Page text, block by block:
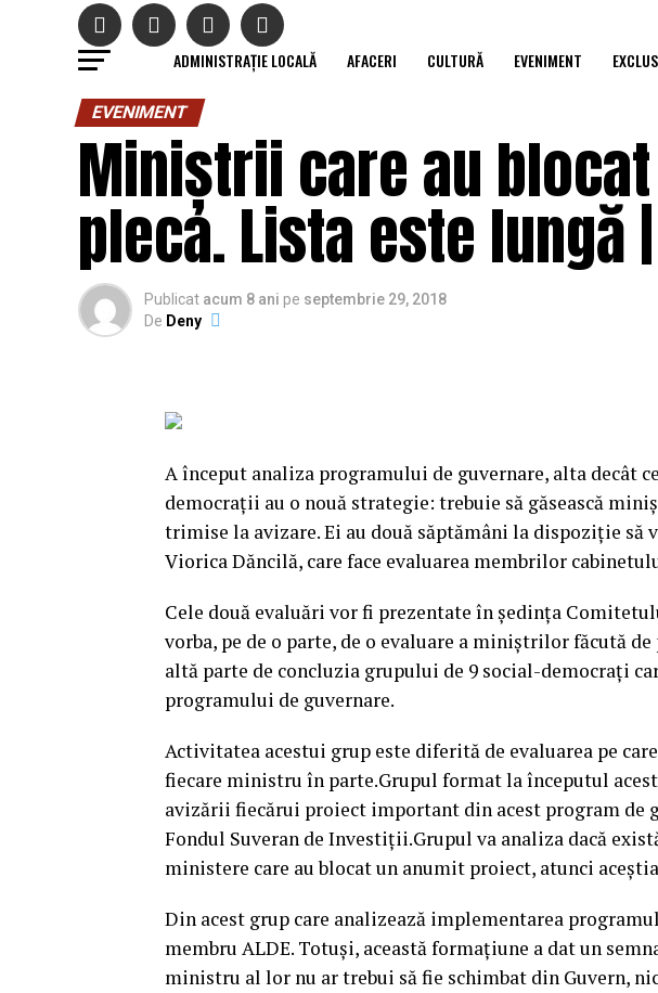
ADMINISTRAȚIE LOCALĂ AFACERI CULTURĂ EVENIMENT
EVENIMENT
Miniștrii care au
pleca. Lista este lungă |
Publicat acum 8 ani pe septembrie 29, 2018
De Deny
A început analiza programului de guvernare, alta decât
democraţii au o nouă strategie: trebuie să găsească
trimise la avizare. Ei au două săptămâni la dispoziţie să
Viorica Dăncilă, care face evaluarea membrilor
Cele două evaluări vor fi prezentate în şedinţa
vorba, pe de o parte, de o evaluare a miniştrilor făcută
altă parte de concluzia grupului de 9 social-democraţi
programului de guvernare.
Activitatea acestui grup este diferită de evaluarea pe
fiecare ministru în parte.Grupul format la începutul
avizării fiecărui proiect important din acest program de
Fondul Suveran de Investiţii.Grupul va analiza dacă
ministere care au blocat un anumit proiect, atunci
Din acest grup care analizează implementarea
membru ALDE. Totuşi, această formaţiune a dat un
ministru al lor nu ar trebui să fie schimbat din Guvern,